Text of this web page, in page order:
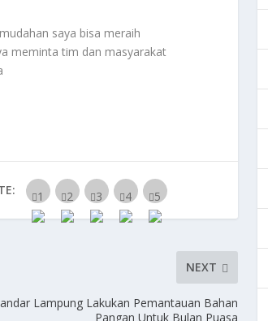
saya bisa meraih
meminta tim dan masyarakat
NEXT
Lampung Lakukan Pemantauan Bahan
Pangan Untuk Bulan Puasa